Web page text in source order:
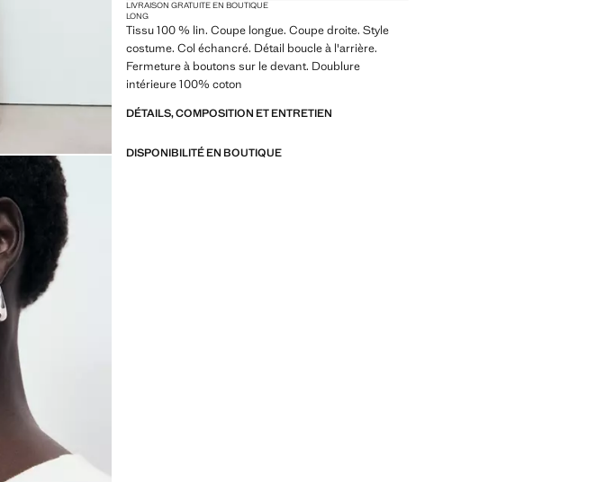
LIVRAISON GRATUITE EN BOUTIQUE
LONG
Tissu 100 % lin. Coupe longue. Coupe droite. Style
costume. Col échancré. Détail boucle à l'arrière.
Fermeture à boutons sur le devant. Doublure
intérieure 100% coton
DÉTAILS, COMPOSITION ET ENTRETIEN
DISPONIBILITÉ EN BOUTIQUE